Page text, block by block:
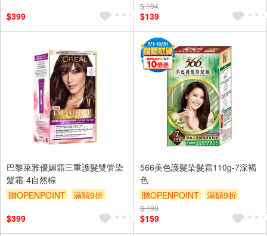
$399
贈$200
$ 164
$139
巴黎萊雅優媚霜三重護髮雙管染
髮霜-4自然棕
贈OPENPOINT
滿額9折
$399
566美色護髮染髮霜110g-7深褐
色
贈OPENPOINT
滿額9折
贈$200
$ 193
$159